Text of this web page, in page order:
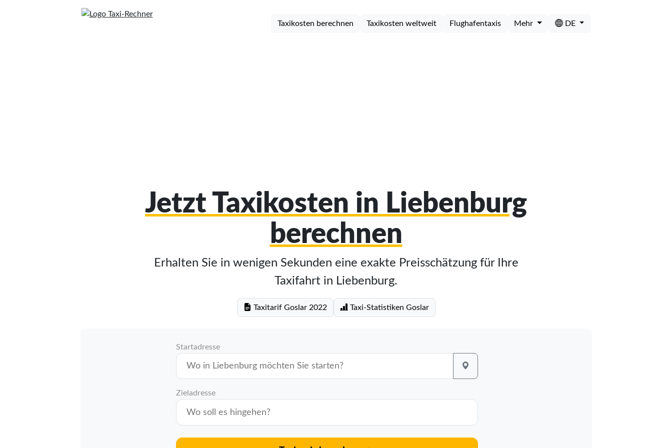
Taxikosten berechnen Taxikosten weltweit Flughafentaxis Mehr DE
Jetzt Taxikosten in Liebenburg
berechnen
Erhalten Sie in wenigen Sekunden eine exakte Preisschätzung für Ihre
Taxifahrt in Liebenburg.
Taxitarif Goslar 2022 Taxi-Statistiken Goslar
Startadresse
Zieladresse